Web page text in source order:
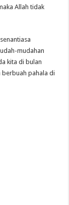
Allah tidak
mudahan
kita di bulan
berbuah pahala di